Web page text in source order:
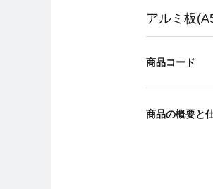
アルミ板
商品コード
商品の概要と